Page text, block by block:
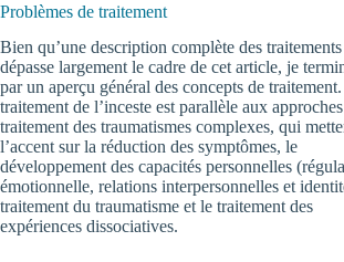
Problèmes de traitement
Bien qu’une description complète des traitements
dépasse largement le cadre de cet article, je
par un aperçu général des concepts de
traitement de l’inceste est parallèle aux
traitement des traumatismes complexes, qui
l’accent sur la réduction des symptômes, le
développement des capacités personnelles
émotionnelle, relations interpersonnelles et
traitement du traumatisme et le traitement des
expériences dissociatives.